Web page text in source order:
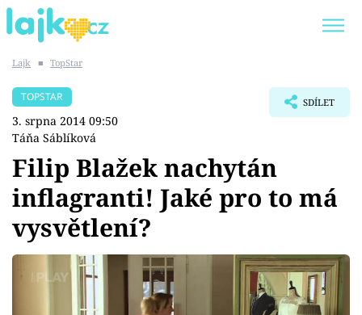
SHOPAHOLICADEL
Témata
Showbyznys
Youtubeři
Lajk ■ TopStar
TOPSTAR
3. srpna 2014 09:50
Táňa Sáblíková
SDÍLET
Filip Blažek nachytán
inflagranti! Jaké pro to má
vysvětlení?